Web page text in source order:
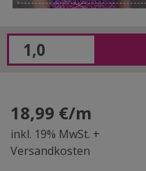
18,99 €/m
inkl. 19% MwSt. +
Versandkosten